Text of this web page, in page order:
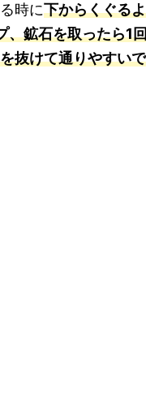
時に下からくぐる
、鉱石を取ったら1
抜けて通りやすい